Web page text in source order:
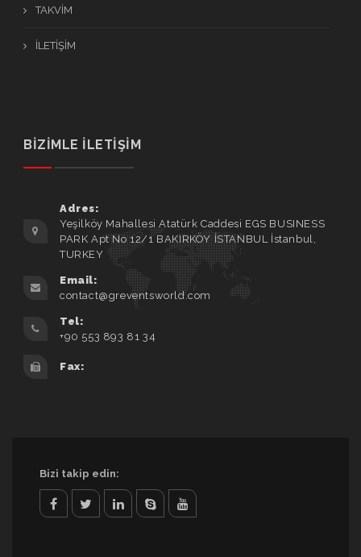
TAKVİM
İLETİŞİM
BİZİMLE İLETİŞİM
Adres:
Yeşilköy Mahallesi Atatürk Caddesi EGS BUSINESS
PARK Apt No 12/1 BAKIRKÖY İSTANBUL İstanbul,
TURKEY
Email:
contact@greventsworld.com
Tel:
+90 553 893 81 34
Fax:
Bizi takip edin: